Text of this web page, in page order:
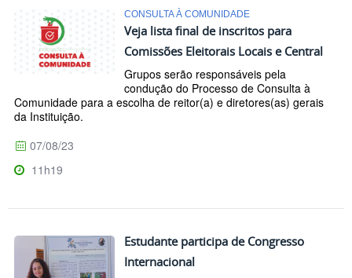
CONSULTA À COMUNIDADE
Veja lista final de inscritos para
Comissões Eleitorais Locais e Central
Grupos serão responsáveis pela
condução do Processo de Consulta à
Comunidade para a escolha de reitor(a) e diretores(as) gerais
da Instituição.
07/08/23
11h19
Estudante participa de Congresso
Internacional